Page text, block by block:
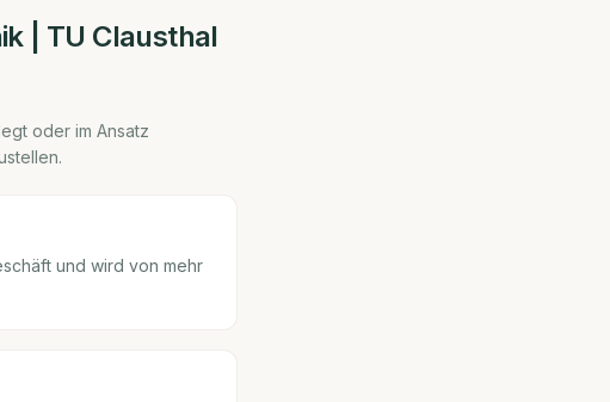
| TU Clausthal
oder im Ansatz
und wird von mehr